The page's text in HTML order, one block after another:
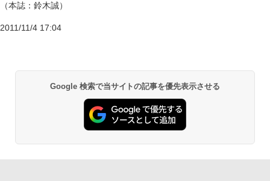
（本誌：鈴木誠）
2011/11/4 17:04
Google 検索で当サイトの記事を優先表示させる